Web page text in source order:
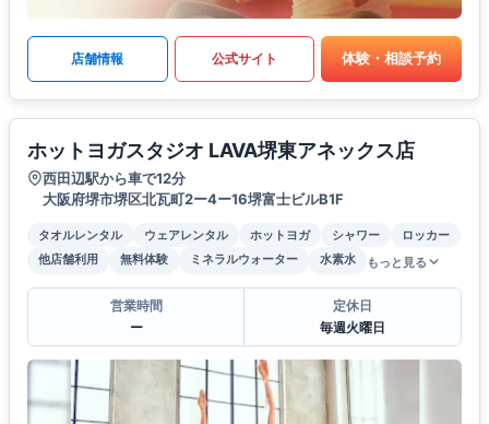
店舗情報 公式サイト 体験・相談予約
ホットヨガスタジオ LAVA堺東アネックス店
西田辺駅から車で12分
大阪府堺市堺区北瓦町2ー4ー16堺富士ビルB1F
タオルレンタル ウェアレンタル ホットヨガ シャワー
ロッカー
他店舗利用
無料体験 ミネラルウォーター 水素水 もっと見る
営業時間
ー
定休日
毎週火曜日